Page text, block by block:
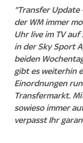
"Transfer Update
der WM immer
Uhr live im TV
in der Sky Sport
beiden
gibt es weiterhin
Einordnungen
Transfermarkt.
sowieso immer
verpasst Ihr